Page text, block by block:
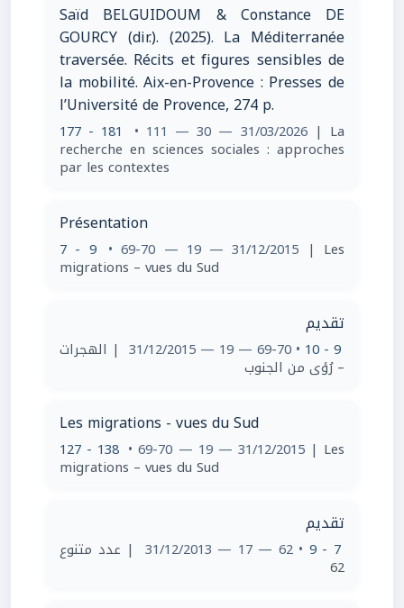
Saïd BELGUIDOUM & Constance DE
GOURCY (dir.). (2025). La Méditerranée
traversée. Récits et figures sensibles de
la mobilité. Aix-en-Provence : Presses de
l’Université de Provence, 274 p.
177 - 181 • 111 — 30 — 31/03/2026 | La
recherche en sciences sociales : approches
par les contextes
Présentation
7 - 9 • 69-70 — 19 — 31/12/2015 | Les
migrations – vues du Sud
تقديم
9 - 10
• 69-70 — 19 — 31/12/2015 | الهجرات
– رُؤى من الجنوب
Les migrations - vues du Sud
127 - 138 • 69-70 — 19 — 31/12/2015 | Les
migrations – vues du Sud
تقديم
7 - 9
• 62 — 17 — 31/12/2013 | عدد متنوع
62